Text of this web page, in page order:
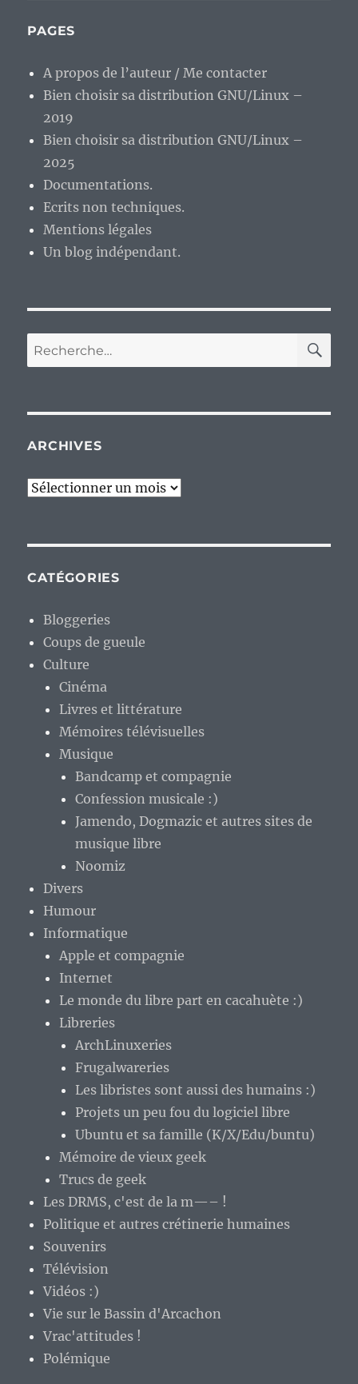
PAGES
A propos de l’auteur / Me contacter
Bien choisir sa distribution GNU/Linux –
2019
Bien choisir sa distribution GNU/Linux –
2025
Documentations.
Ecrits non techniques.
Mentions légales
Un blog indépendant.
Recherche
pour :
ARCHIVES
Archives
CATÉGORIES
Bloggeries
Coups de gueule
Culture
Cinéma
Livres et littérature
Mémoires télévisuelles
Musique
Bandcamp et compagnie
Confession musicale :)
Jamendo, Dogmazic et autres sites de
musique libre
Noomiz
Divers
Humour
Informatique
Apple et compagnie
Internet
Le monde du libre part en cacahuète :)
Libreries
ArchLinuxeries
Frugalwareries
Les libristes sont aussi des humains :)
Projets un peu fou du logiciel libre
Ubuntu et sa famille (K/X/Edu/buntu)
Mémoire de vieux geek
Trucs de geek
Les DRMS, c'est de la m—– !
Politique et autres crétinerie humaines
Souvenirs
Télévision
Vidéos :)
Vie sur le Bassin d'Arcachon
Vrac'attitudes !
Polémique